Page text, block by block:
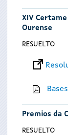
XIV
Ourense
RESUELTO
Premios da
RESUELTO